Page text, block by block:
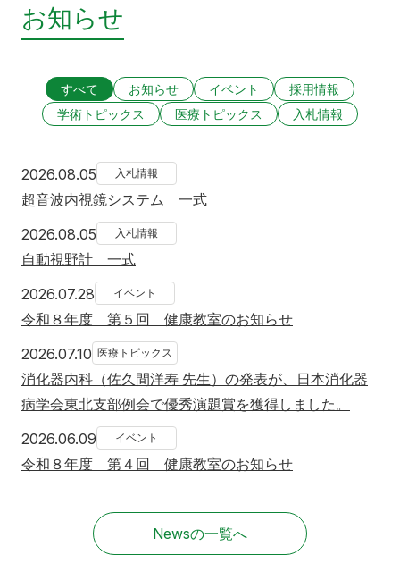
お知らせ
すべて お知らせ イベント
採用情報
学術トピックス
医療トピックス 入札情報
2026.08.05 2026年8月5日
入札情報
超音波内視鏡システム 一式
2026.08.05 2026年8月5日
入札情報
自動視野計 一式
2026.07.28 2026年7月28日
イベント
令和８年度 第５回 健康教室のお知らせ
2026.07.10 2026年7月10日
医療トピックス
消化器内科（佐久間洋寿 先生）の発表が、日本消化器
病学会東北支部例会で優秀演題賞を獲得しました。
2026.06.09 2026年6月9日
イベント
令和８年度 第４回 健康教室のお知らせ
Newsの一覧へ